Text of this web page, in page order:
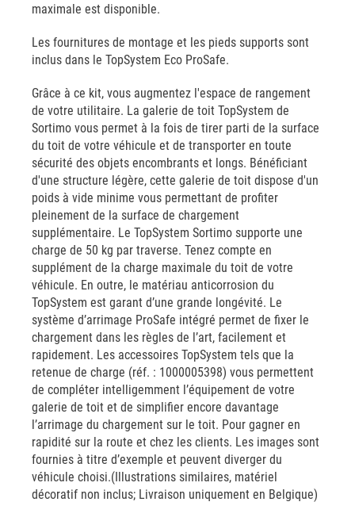
maximale est disponible.
Les fournitures de montage et les pieds supports sont
inclus dans le TopSystem Eco ProSafe.
Grâce à ce kit, vous augmentez l'espace de rangement
de votre utilitaire. La galerie de toit TopSystem de
Sortimo vous permet à la fois de tirer parti de la surface
du toit de votre véhicule et de transporter en toute
sécurité des objets encombrants et longs. Bénéficiant
d'une structure légère, cette galerie de toit dispose d'un
poids à vide minime vous permettant de profiter
pleinement de la surface de chargement
supplémentaire. Le TopSystem Sortimo supporte une
charge de 50 kg par traverse. Tenez compte en
supplément de la charge maximale du toit de votre
véhicule. En outre, le matériau anticorrosion du
TopSystem est garant d’une grande longévité. Le
système d’arrimage ProSafe intégré permet de fixer le
chargement dans les règles de l’art, facilement et
rapidement. Les accessoires TopSystem tels que la
retenue de charge (réf. : 1000005398) vous permettent
de compléter intelligemment l’équipement de votre
galerie de toit et de simplifier encore davantage
l’arrimage du chargement sur le toit. Pour gagner en
rapidité sur la route et chez les clients. Les images sont
fournies à titre d’exemple et peuvent diverger du
véhicule choisi.(Illustrations similaires, matériel
décoratif non inclus; Livraison uniquement en Belgique)